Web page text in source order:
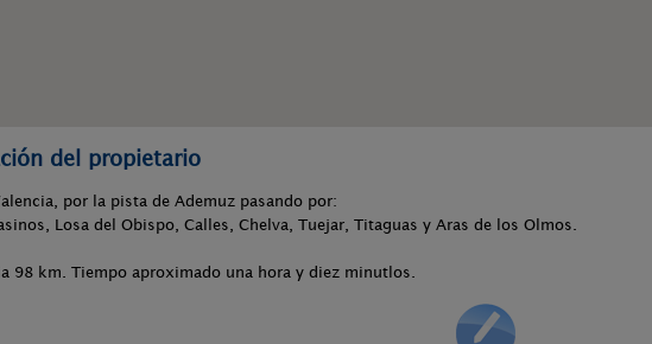
del propietario
por la pista de Ademuz pasando por:
Losa del Obispo, Calles, Chelva, Tuejar, Titaguas y Aras de los Olmos.
98 km. Tiempo aproximado una hora y diez minutlos.